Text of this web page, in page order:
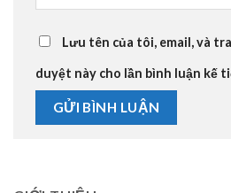
Lưu tên của tôi, email, và
duyệt này cho lần bình luận kế